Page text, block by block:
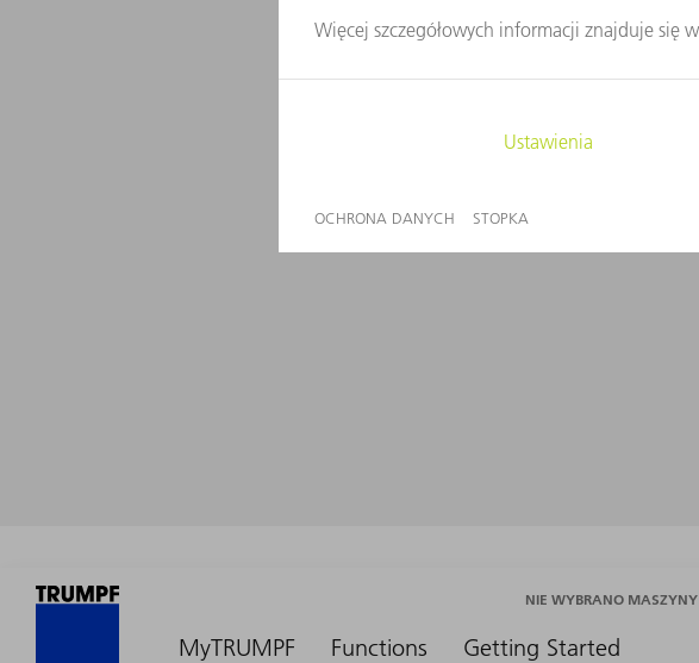
MyTRUMPF Functions Getting Started
NIE WYBRANO MASZYNY